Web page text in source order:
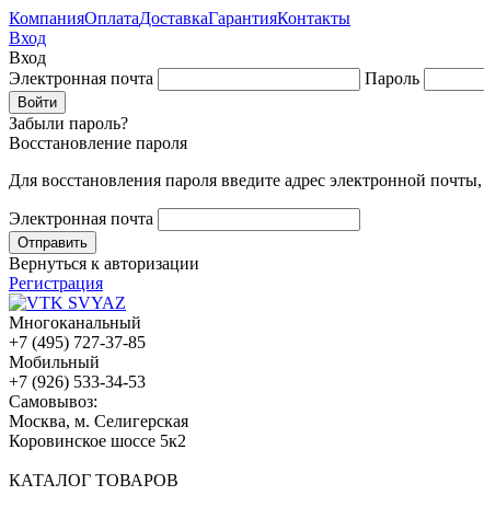
КомпанияОплатаДоставкаГарантияКонтакты
Вход
Вход
Электронная почта
Пароль
Забыли пароль?
Восстановление пароля
Для восстановления пароля введите адрес электронной
Электронная почта
Вернуться к авторизации
Регистрация
Многоканальный
+7 (495) 727-37-85
Мобильный
+7 (926) 533-34-53
Cамовывоз:
Москва, м. Селигерская
Коровинское шоссе 5к2
КАТАЛОГ ТОВАРОВ